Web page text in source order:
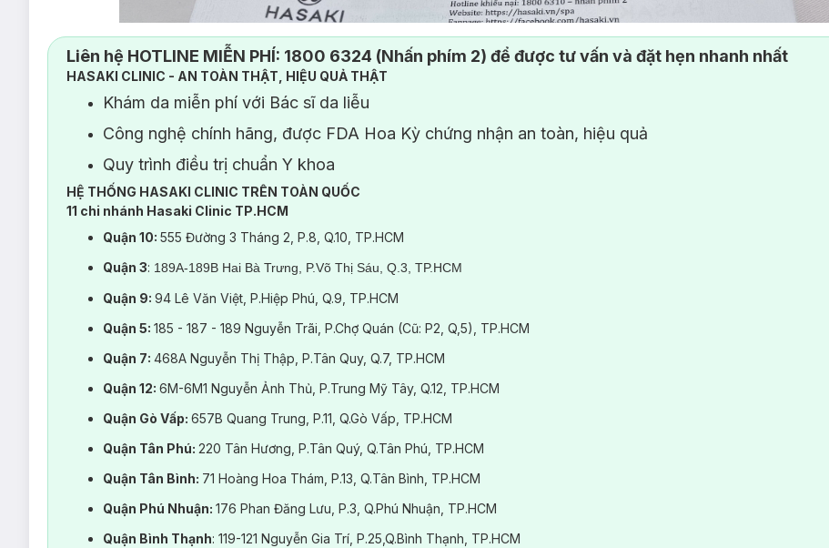
Liên hệ HOTLINE MIỄN PHÍ: 1800 6324 (Nhấn phím 2) để được tư vấn và đặt hẹn nhanh nhất
HASAKI CLINIC - AN TOÀN THẬT, HIỆU QUẢ THẬT
Khám da miễn phí với Bác sĩ da liễu
Công nghệ chính hãng, được FDA Hoa Kỳ chứng nhận an toàn, hiệu quả
Quy trình điều trị chuẩn Y khoa
HỆ THỐNG HASAKI CLINIC TRÊN TOÀN QUỐC
11 chi nhánh Hasaki Clinic TP.HCM
Quận 10: 555 Đường 3 Tháng 2, P.8, Q.10, TP.HCM
Quận 3: 189A-189B Hai Bà Trưng, P.Võ Thị Sáu, Q.3, TP.HCM
Quận 9: 94 Lê Văn Việt, P.Hiệp Phú, Q.9, TP.HCM
Quận 5: 185 - 187 - 189 Nguyễn Trãi, P.Chợ Quán (Cũ: P2, Q,5), TP.HCM
Quận 7: 468A Nguyễn Thị Thập, P.Tân Quy, Q.7, TP.HCM
Quận 12: 6M-6M1 Nguyễn Ảnh Thủ, P.Trung Mỹ Tây, Q.12, TP.HCM
Quận Gò Vấp: 657B Quang Trung, P.11, Q.Gò Vấp, TP.HCM
Quận Tân Phú: 220 Tân Hương, P.Tân Quý, Q.Tân Phú, TP.HCM
Quận Tân Bình: 71 Hoàng Hoa Thám, P.13, Q.Tân Bình, TP.HCM
Quận Phú Nhuận: 176 Phan Đăng Lưu, P.3, Q.Phú Nhuận, TP.HCM
Quận Bình Thạnh: 119-121 Nguyễn Gia Trí, P.25,Q.Bình Thạnh, TP.HCM